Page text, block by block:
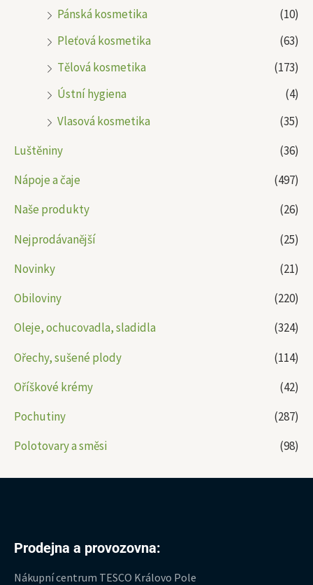
Pánská kosmetika
(10)
Pleťová kosmetika
(63)
Tělová kosmetika
(173)
Ústní hygiena
(4)
Vlasová kosmetika
(35)
Luštěniny
(36)
Nápoje a čaje
(497)
Naše produkty
(26)
Nejprodávanější
(25)
Novinky
(21)
Obiloviny
(220)
Oleje, ochucovadla, sladidla
(324)
Ořechy, sušené plody
(114)
Oříškové krémy
(42)
Pochutiny
(287)
Polotovary a směsi
(98)
Prodejna a provozovna:
Nákupní centrum TESCO Královo Pole